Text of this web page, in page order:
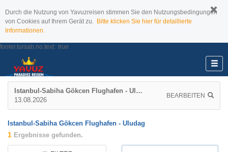
Durch die Nutzung von Yavuzreisen stimmen Sie den Nutzungsbedingungen
von Cookies auf Ihrem Gerät zu. Bitte klicken Sie hier für detaillierte
Informationen.
footer.tursab.no.text: true
Istanbul-Sabiha Gökcen Flughafen - Uludag
13.08.2026
BEARBEITEN
Istanbul-Sabiha Gökcen Flughafen - Uludag
1 Ergebnisse gefunden.